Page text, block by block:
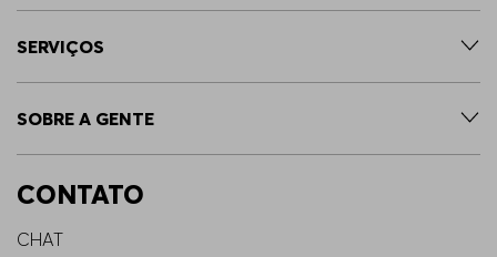
SERVIÇOS
SOBRE A GENTE
CONTATO
CHAT